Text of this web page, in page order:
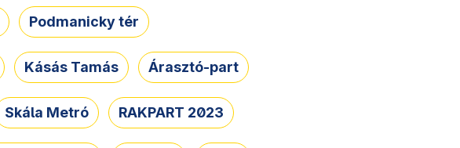
Podmanicky tér
Kásás Tamás Árasztó-part
Skála Metró RAKPART 2023